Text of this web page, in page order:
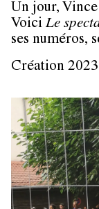
Un jour, Vince
Voici Le
ses numéros,
Création